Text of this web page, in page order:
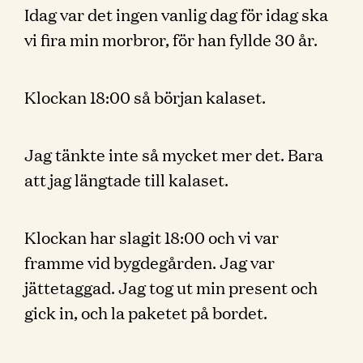
Idag var det ingen vanlig dag för idag ska
vi fira min morbror, för han fyllde 30 år.
Klockan 18:00 så början kalaset.
Jag tänkte inte så mycket mer det. Bara
att jag längtade till kalaset.
Klockan har slagit 18:00 och vi var
framme vid bygdegården. Jag var
jättetaggad. Jag tog ut min present och
gick in, och la paketet på bordet.